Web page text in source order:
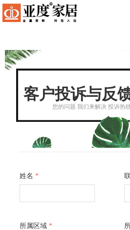
客户投诉与反
您的问题 我们来解决 投诉热
姓名 *
所属区域 *